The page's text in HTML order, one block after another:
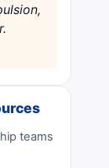
teams